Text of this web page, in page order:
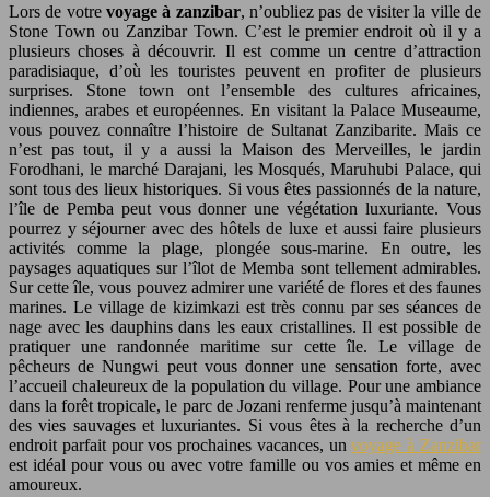
Lors de votre voyage à zanzibar, n’oubliez pas de visiter la ville de
Stone Town ou Zanzibar Town. C’est le premier endroit où il y a
plusieurs choses à découvrir. Il est comme un centre d’attraction
paradisiaque, d’où les touristes peuvent en profiter de plusieurs
surprises. Stone town ont l’ensemble des cultures africaines,
indiennes, arabes et européennes. En visitant la Palace Museaume,
vous pouvez connaître l’histoire de Sultanat Zanzibarite. Mais ce
n’est pas tout, il y a aussi la Maison des Merveilles, le jardin
Forodhani, le marché Darajani, les Mosqués, Maruhubi Palace, qui
sont tous des lieux historiques. Si vous êtes passionnés de la nature,
l’île de Pemba peut vous donner une végétation luxuriante. Vous
pourrez y séjourner avec des hôtels de luxe et aussi faire plusieurs
activités comme la plage, plongée sous-marine. En outre, les
paysages aquatiques sur l’îlot de Memba sont tellement admirables.
Sur cette île, vous pouvez admirer une variété de flores et des faunes
marines. Le village de kizimkazi est très connu par ses séances de
nage avec les dauphins dans les eaux cristallines. Il est possible de
pratiquer une randonnée maritime sur cette île. Le village de
pêcheurs de Nungwi peut vous donner une sensation forte, avec
l’accueil chaleureux de la population du village. Pour une ambiance
dans la forêt tropicale, le parc de Jozani renferme jusqu’à maintenant
des vies sauvages et luxuriantes. Si vous êtes à la recherche d’un
endroit parfait pour vos prochaines vacances, unvoyage à Zanzibar
est idéal pour vous ou avec votre famille ou vos amies et même en
amoureux.